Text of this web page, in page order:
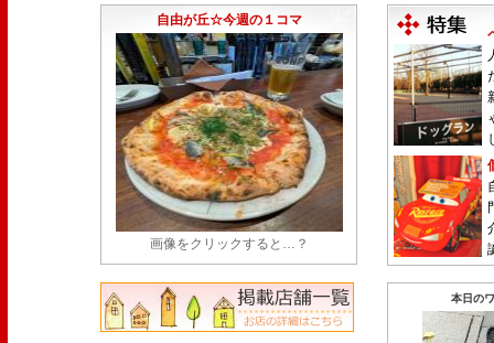
25日をもって86年の歴史に幕
(7/23)
自由が丘☆今週の１コマ
画像をクリックすると…？
本日の